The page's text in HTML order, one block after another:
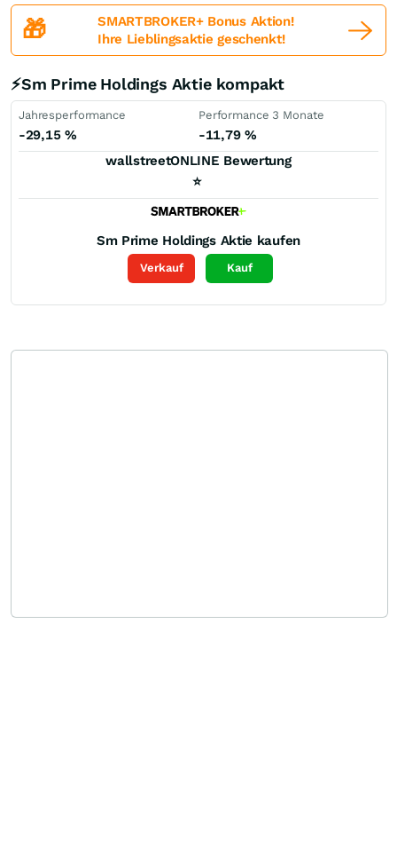
🎁
SMARTBROKER+ Bonus Aktion!
Ihre Lieblingsaktie geschenkt!
⚡Sm Prime Holdings Aktie kompakt
Jahresperformance
-29,15 %
Performance 3 Monate
-11,79 %
wallstreetONLINE Bewertung
⭐
Sm Prime Holdings Aktie kaufen
Verkauf Kauf